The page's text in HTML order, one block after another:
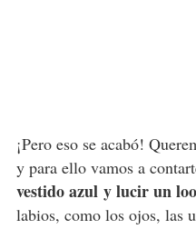
¡Pero eso se acabó!
y para ello vamos a
vestido azul y lucir un
labios, como los ojos, las